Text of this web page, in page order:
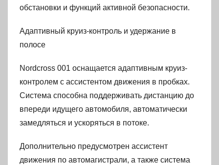
обстановки и функций активной безопасности.
Адаптивный круиз-контроль и удержание в
полосе
Nordcross 001 оснащается адаптивным круиз-
контролем с ассистентом движения в пробках.
Система способна поддерживать дистанцию до
впереди идущего автомобиля, автоматически
замедляться и ускоряться в потоке.
Дополнительно предусмотрен ассистент
движения по автомагистрали, а также система